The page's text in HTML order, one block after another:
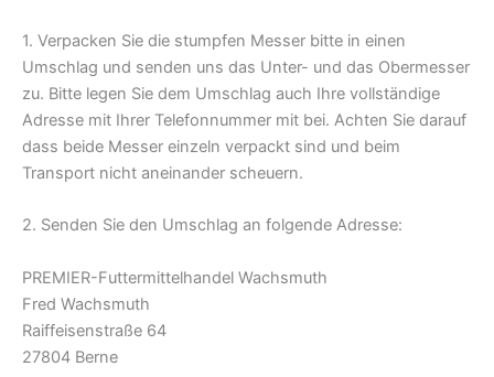
1. Verpacken Sie die stumpfen Messer bitte in einen
Umschlag und senden uns das Unter- und das Obermesser
zu. Bitte legen Sie dem Umschlag auch Ihre vollständige
Adresse mit Ihrer Telefonnummer mit bei. Achten Sie darauf
dass beide Messer einzeln verpackt sind und beim
Transport nicht aneinander scheuern.
2. Senden Sie den Umschlag an folgende Adresse:
PREMIER-Futtermittelhandel Wachsmuth
Fred Wachsmuth
Raiffeisenstraße 64
27804 Berne